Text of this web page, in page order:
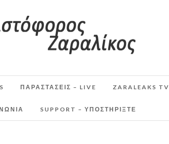
ΠΑΡΑΣΤΆΣΕΙΣ – LIVE ZARALEAKS TV
SUPPORT – ΥΠΟΣΤΗΡΊΞΤΕ